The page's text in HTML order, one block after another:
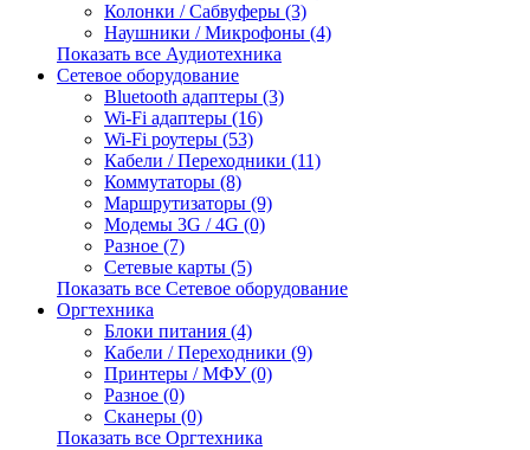
Колонки / Сабвуферы (3)
Наушники / Микрофоны (4)
Показать все Аудиотехника
Сетевое оборудование
Bluetooth адаптеры (3)
Wi-Fi адаптеры (16)
Wi-Fi роутеры (53)
Кабели / Переходники (11)
Коммутаторы (8)
Маршрутизаторы (9)
Модемы 3G / 4G (0)
Разное (7)
Сетевые карты (5)
Показать все Сетевое оборудование
Оргтехника
Блоки питания (4)
Кабели / Переходники (9)
Принтеры / МФУ (0)
Разное (0)
Сканеры (0)
Показать все Оргтехника